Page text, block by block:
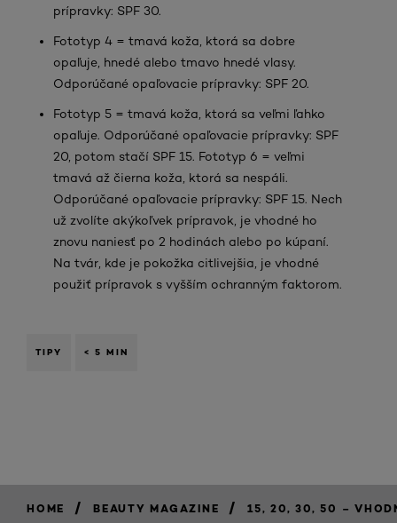
prípravky: SPF 30.
Fototyp 4 = tmavá koža, ktorá sa dobre
opaľuje, hnedé alebo tmavo hnedé vlasy.
Odporúčané opaľovacie prípravky: SPF 20.
Fototyp 5 = tmavá koža, ktorá sa veľmi ľahko
opaľuje. Odporúčané opaľovacie prípravky: SPF
20, potom stačí SPF 15. Fototyp 6 = veľmi
tmavá až čierna koža, ktorá sa nespáli.
Odporúčané opaľovacie prípravky: SPF 15. Nech
už zvolíte akýkoľvek prípravok, je vhodné ho
znovu naniesť po 2 hodinách alebo po kúpaní.
Na tvár, kde je pokožka citlivejšia, je vhodné
použiť prípravok s vyšším ochranným faktorom.
TIPY < 5 MIN
HOME / BEAUTY MAGAZINE / 15, 20, 30, 50 –